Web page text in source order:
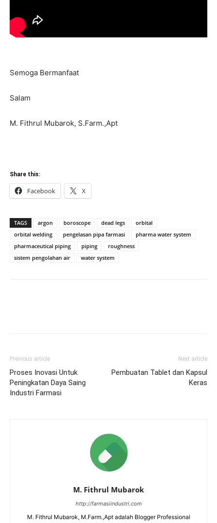
Semoga Bermanfaat
Salam
M. Fithrul Mubarok, S.Farm.,Apt
Share this:
Facebook X
TAGS argon boroscope dead legs
orbital
orbital welding
pengelasan pipa farmasi
pharma water system
pharmaceutical piping
piping
roughness
sistem pengolahan air
water system
Previous article
Proses Inovasi Untuk
Peningkatan Daya Saing
Industri Farmasi
Next article
Pembuatan Tablet dan Kapsul
Keras
M. Fithrul Mubarok
http://farmasiindustri.com
M. Fithrul Mubarok, M.Farm.,Apt adalah Blogger Professional